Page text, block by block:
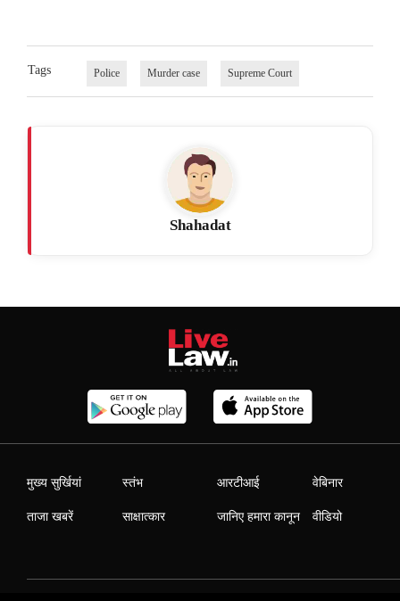
Tags Police Murder case Supreme Court
Shahadat
मुख्य सुर्खियां
ताजा खबरें
स्तंभ
साक्षात्कार
आरटीआई
जानिए हमारा कानून
वेबिनार
वीडियो